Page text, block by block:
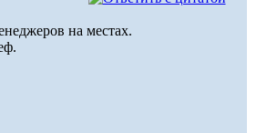
на местах.